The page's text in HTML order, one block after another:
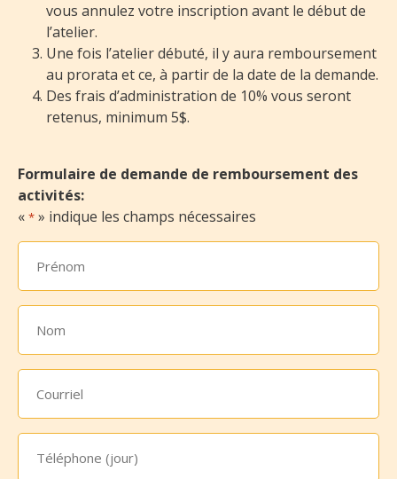
vous annulez votre inscription avant le début de
l’atelier.
Une fois l’atelier débuté, il y aura remboursement
au prorata et ce, à partir de la date de la demande.
Des frais d’administration de 10% vous seront
retenus, minimum 5$.
Formulaire de demande de remboursement des
activités:
« * » indique les champs nécessaires
Prénom
Nom
Courriel
Téléphone
(jour)